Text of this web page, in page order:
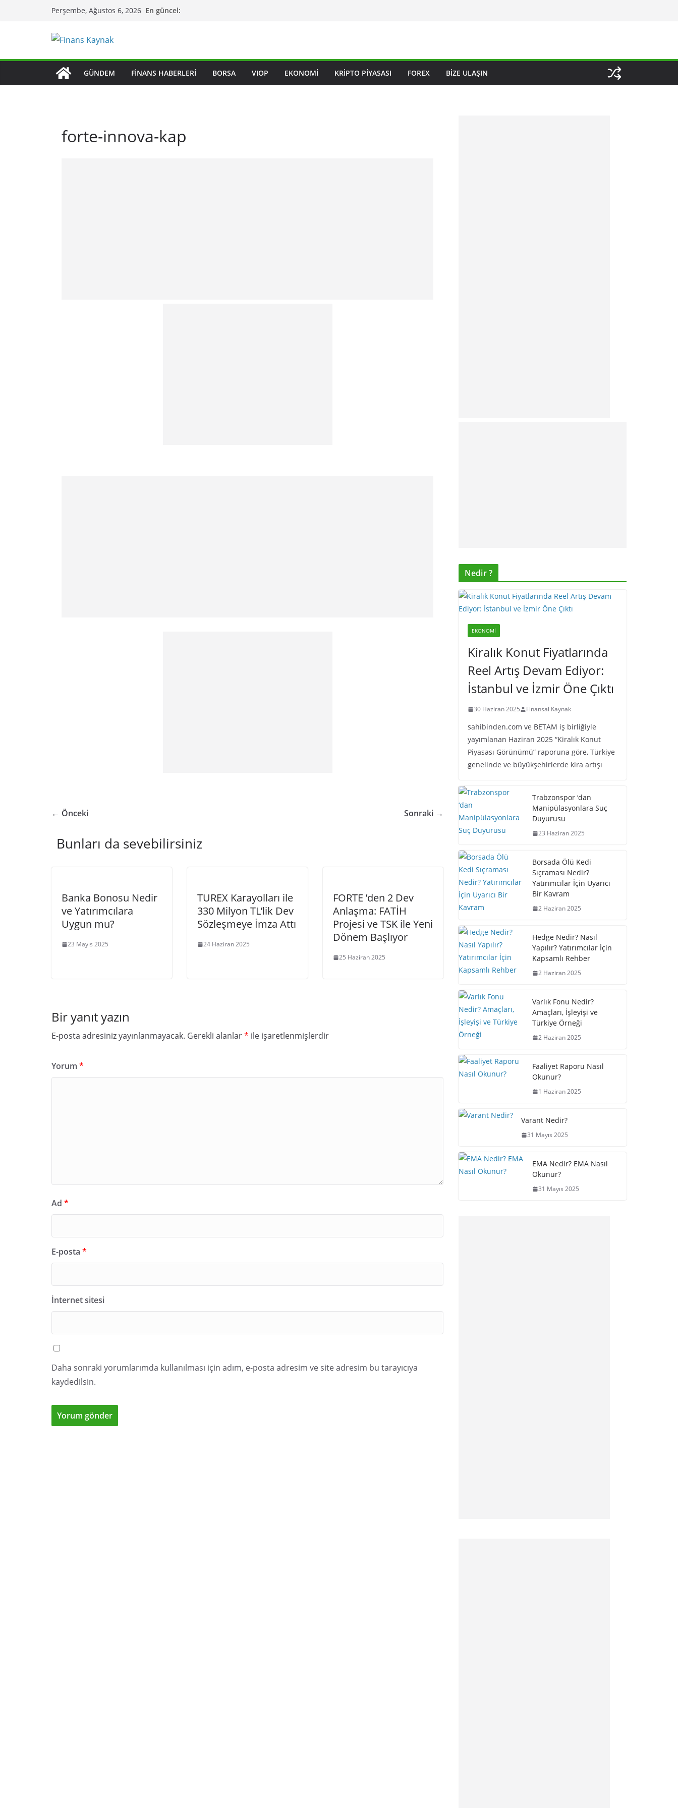
Perşembe, Ağustos 6, 2026 En güncel:
GÜNDEM FINANS HABERLERI BORSA VIOP EKONOMI KRIPTO PIYASASI FOREX BIZE ULAŞIN
forte-innova-kap
← Önceki Sonraki →
Bunları da sevebilirsiniz
Banka Bonosu Nedir
ve Yatırımcılara
Uygun mu?
23 Mayıs 2025
TUREX Karayolları ile
330 Milyon TL’lik Dev
Sözleşmeye İmza Attı
24 Haziran 2025
FORTE ’den 2 Dev
Anlaşma: FATİH
Projesi ve TSK ile Yeni
Dönem Başlıyor
25 Haziran 2025
Bir yanıt yazın
E-posta adresiniz yayınlanmayacak. Gerekli alanlar* ile işaretlenmişlerdir
Yorum *
Ad *
E-posta *
İnternet sitesi
Daha sonraki yorumlarımda kullanılması için adım, e-posta adresim ve site adresim bu tarayıcıya
kaydedilsin.
Nedir ?
EKONOMI
Kiralık Konut Fiyatlarında
Reel Artış Devam Ediyor:
İstanbul ve İzmir Öne Çıktı
30 Haziran 2025 Finansal Kaynak
sahibinden.com ve BETAM iş birliğiyle
yayımlanan Haziran 2025 “Kiralık Konut
Piyasası Görünümü” raporuna göre, Türkiye
genelinde ve büyükşehirlerde kira artışı
Trabzonspor ‘dan
Manipülasyonlara Suç
Duyurusu
23 Haziran 2025
Borsada Ölü Kedi
Sıçraması Nedir?
Yatırımcılar İçin Uyarıcı
Bir Kavram
2 Haziran 2025
Hedge Nedir? Nasıl
Yapılır? Yatırımcılar İçin
Kapsamlı Rehber
2 Haziran 2025
Varlık Fonu Nedir?
Amaçları, İşleyişi ve
Türkiye Örneği
2 Haziran 2025
Faaliyet Raporu Nasıl
Okunur?
1 Haziran 2025
Varant Nedir?
31 Mayıs 2025
EMA Nedir? EMA Nasıl
Okunur?
31 Mayıs 2025